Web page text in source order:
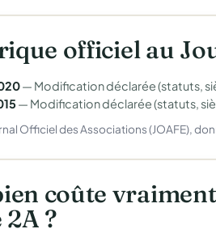
officiel au
— Modification déclarée (statuts,
— Modification déclarée (statuts,
Officiel des Associations (JOAFE),
coûte
2A ?